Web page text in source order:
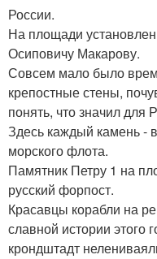
России.
На площади
Осиповичу Макарову.
Совсем мало было
крепостные стены,
понять, что значил для
Здесь каждый камень -
морского флота.
Памятник Петру 1 на
русский форпост.
Красавцы корабли на
славной истории этого
крондштадт